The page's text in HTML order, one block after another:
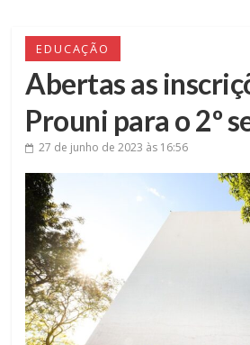
EDUCAÇÃO
Abertas as
Prouni para o 2º
27 de junho de 2023 às 16:56